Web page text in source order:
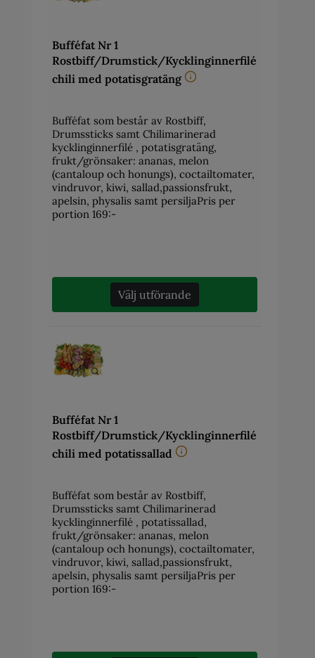
Bufféfat Nr 1
Rostbiff/Drumstick/Kycklinginnerfilé
chili med potatisgratäng
Bufféfat som består av Rostbiff,
Drumssticks samt Chilimarinerad
kycklinginnerfilé , potatisgratäng,
frukt/grönsaker: ananas, melon
(cantaloup och honungs), coctailtomater,
vindruvor, kiwi, sallad,passionsfrukt,
apelsin, physalis samt persiljaPris per
portion 169:-
Välj utförande
Bufféfat Nr 1
Rostbiff/Drumstick/Kycklinginnerfilé
chili med potatissallad
Bufféfat som består av Rostbiff,
Drumssticks samt Chilimarinerad
kycklinginnerfilé , potatissallad,
frukt/grönsaker: ananas, melon
(cantaloup och honungs), coctailtomater,
vindruvor, kiwi, sallad,passionsfrukt,
apelsin, physalis samt persiljaPris per
portion 169:-